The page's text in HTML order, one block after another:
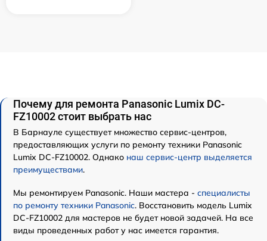
Почему для ремонта Panasonic Lumix DC-
FZ10002 стоит выбрать нас
В Барнауле существует множество сервис-центров,
предоставляющих услуги по ремонту техники Panasonic
Lumix DC-FZ10002. Однако наш сервис-центр выделяется
преимуществами.
Мы ремонтируем Panasonic. Наши мастера - специалисты
по ремонту техники Panasonic. Восстановить модель Lumix
DC-FZ10002 для мастеров не будет новой задачей. На все
виды проведенных работ у нас имеется гарантия.